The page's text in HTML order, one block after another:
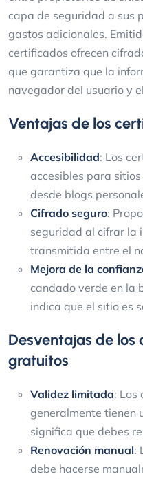
capa de seguridad a sus
gastos adicionales.
certificados ofrecen
que garantiza que la
navegador del usuario y
Ventajas de los
Accesibilidad: Los
accesibles para
desde blogs
Cifrado seguro:
seguridad al cifrar la
transmitida entre el
Mejora de la
candado verde en la
indica que el sitio es
Desventajas de los
gratuitos
Validez limitada: Los
generalmente tienen
significa que debes
Renovación manual:
debe hacerse